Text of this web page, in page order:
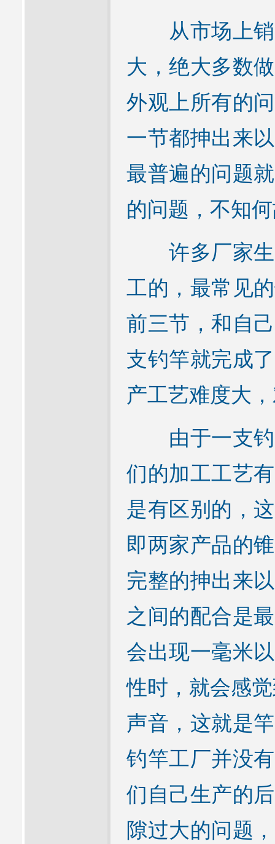
从市场上销
大，绝大多数
外观上所有的
一节都抻出来
最普遍的问题
的问题，不知
许多厂家生
工的，最常见
前三节，和自
支钓竿就完成
产工艺难度大
由于一支钓
们的加工工艺
是有区别的，
即两家产品的
完整的抻出来
之间的配合是
会出现一毫米
性时，就会感觉
声音，这就是
钓竿工厂并没
们自己生产的
隙过大的问题